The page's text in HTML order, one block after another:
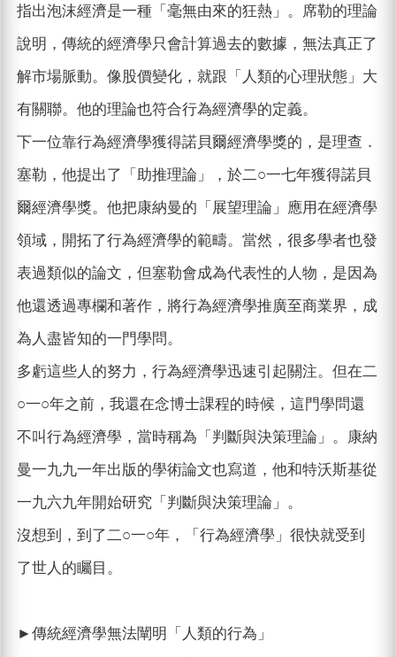
指出泡沫經濟是一種「毫無由來的狂熱」。席勒的理論
說明，傳統的經濟學只會計算過去的數據，無法真正了
解市場脈動。像股價變化，就跟「人類的心理狀態」大
有關聯。他的理論也符合行為經濟學的定義。
下一位靠行為經濟學獲得諾貝爾經濟學獎的，是理查．
塞勒，他提出了「助推理論」，於二○一七年獲得諾貝
爾經濟學獎。他把康納曼的「展望理論」應用在經濟學
領域，開拓了行為經濟學的範疇。當然，很多學者也發
表過類似的論文，但塞勒會成為代表性的人物，是因為
他還透過專欄和著作，將行為經濟學推廣至商業界，成
為人盡皆知的一門學問。
多虧這些人的努力，行為經濟學迅速引起關注。但在二
○一○年之前，我還在念博士課程的時候，這門學問還
不叫行為經濟學，當時稱為「判斷與決策理論」。康納
曼一九九一年出版的學術論文也寫道，他和特沃斯基從
一九六九年開始研究「判斷與決策理論」。
沒想到，到了二○一○年，「行為經濟學」很快就受到
了世人的矚目。
►傳統經濟學無法闡明「人類的行為」